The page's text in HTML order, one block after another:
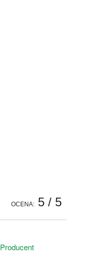
OCENA: 5/ 5
Producent